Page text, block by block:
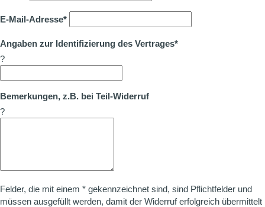
E-Mail-Adresse*
Angaben zur Identifizierung des Vertrages*
?
Bemerkungen, z.B. bei Teil-Widerruf
?
Felder, die mit einem * gekennzeichnet sind, sind Pflichtfelder und
müssen ausgefüllt werden, damit der Widerruf erfolgreich übermittelt